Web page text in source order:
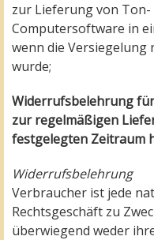
zur Lieferung von
Computersoftware in
wenn die
wurde;
Widerrufsbelehrung
zur regelmäßigen
festgelegten Zeitraum
Widerrufsbelehrung
Verbraucher ist jede
Rechtsgeschäft zu
überwiegend weder